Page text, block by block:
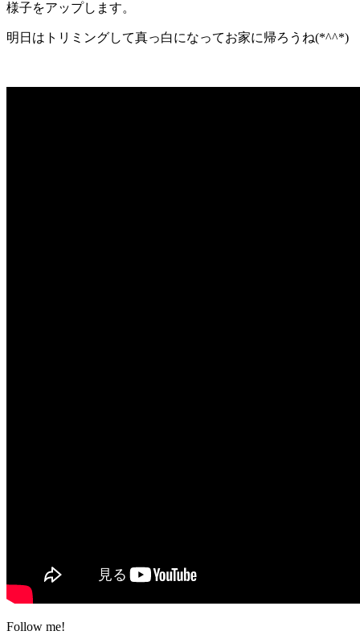
様子をアップします。
明日はトリミングして真っ白になってお家に帰ろうね(*^^*)
Follow me!